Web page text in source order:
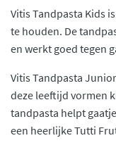
Vitis Tandpasta Kids
te houden. De
en werkt goed tegen
Vitis Tandpasta
deze leeftijd vormen
tandpasta helpt
een heerlijke Tutti